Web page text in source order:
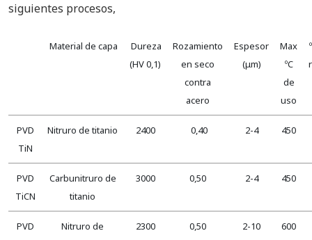
siguientes procesos,
Material de capa
Dureza
(HV 0,1)
Rozamiento
en seco
contra
acero
Espesor
(μm)
Max
ºC
de
uso
PVD
TiN
Nitruro de titanio 2400 0,40 2-4 450
PVD
TiCN
Carbunitruro de
titanio
3000 0,50 2-4 450
PVD
Nitruro de
2300 0,50 2-10 600